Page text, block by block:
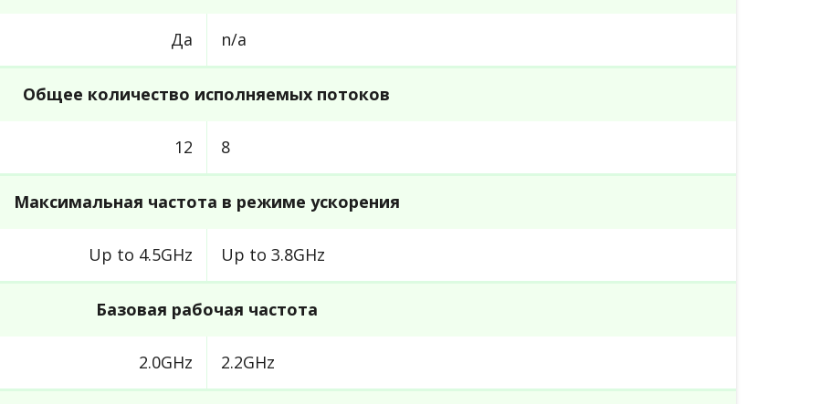
Да n/a
Общее количество исполняемых потоков
12 8
Максимальная частота в режиме ускорения
Up to 4.5GHz Up to 3.8GHz
Базовая рабочая частота
2.0GHz 2.2GHz